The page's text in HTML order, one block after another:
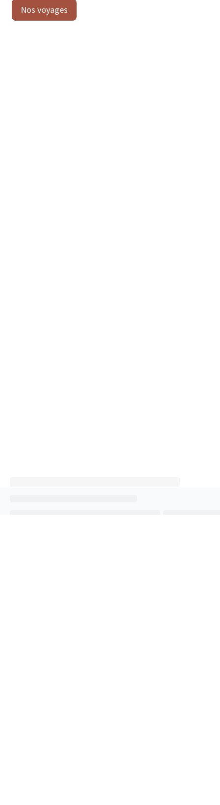
Nos voyages